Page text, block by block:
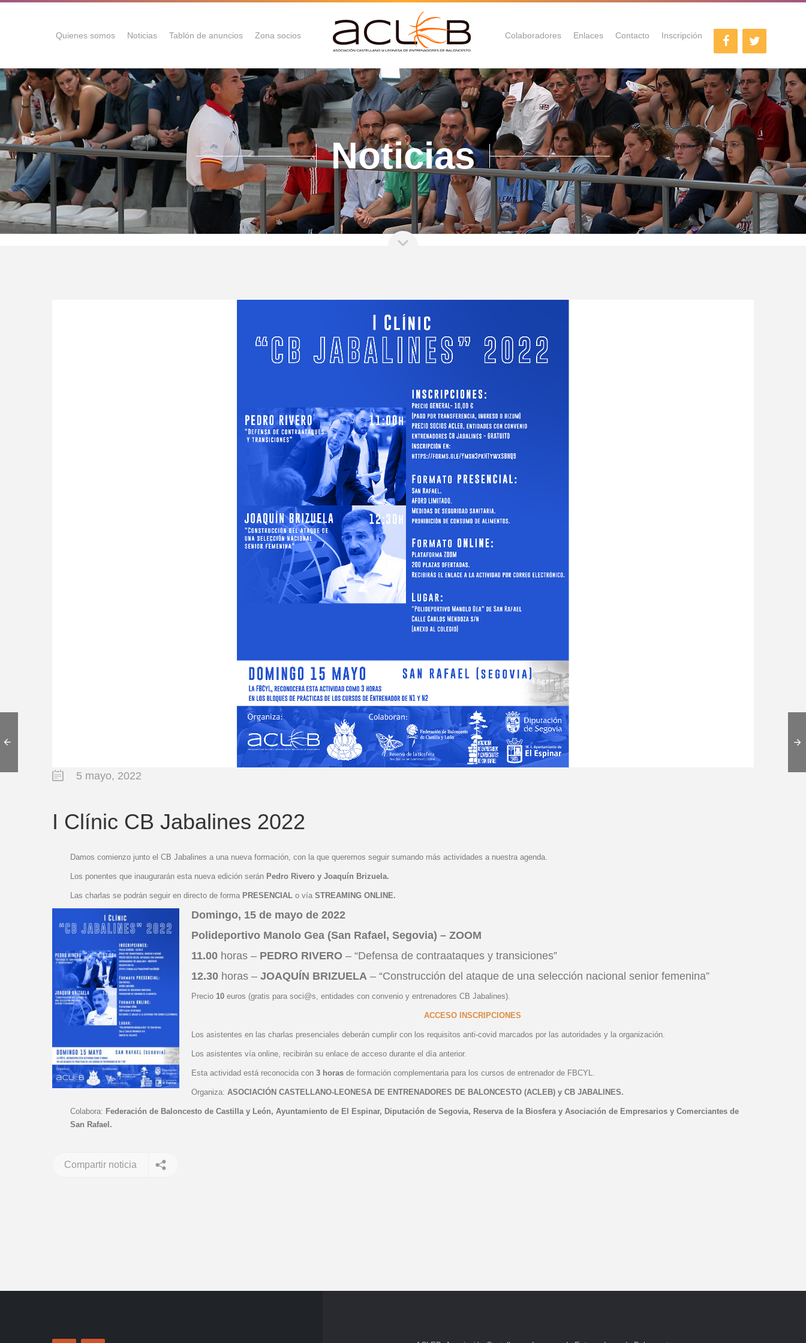
Quienes somos Noticias Tablón de anuncios Zona socios Colaboradores Enlaces Contacto Inscripción
Noticias
5 mayo, 2022
I Clínic CB Jabalines 2022
Damos comienzo junto el CB Jabalines a una nueva formación, con la que queremos seguir sumando más actividades a nuestra agenda.
Los ponentes que inaugurarán esta nueva edición serán Pedro Rivero y Joaquín Brizuela.
Las charlas se podrán seguir en directo de forma PRESENCIAL o vía STREAMING ONLINE.
Domingo, 15 de mayo de 2022
Polideportivo Manolo Gea (San Rafael, Segovia) – ZOOM
11.00horas – PEDRO RIVERO– “Defensa de contraataques y transiciones”
12.30horas – JOAQUÍN BRIZUELA – “Construcción del ataque de una selección nacional senior femenina”
Precio 10euros (gratis para soci@s, entidades con convenio y entrenadores CB Jabalines).
ACCESO INSCRIPCIONES
Los asistentes en las charlas presenciales deberán cumplir con los requisitos anti-covid marcados por las autoridades y la organización.
Los asistentes vía online, recibirán su enlace de acceso durante el día anterior.
Esta actividad está reconocida con 3 horasde formación complementaria para los cursos de entrenador de FBCYL.
Organiza: ASOCIACIÓN CASTELLANO-LEONESA DE ENTRENADORES DE BALONCESTO (ACLEB) y CB JABALINES.
Colabora: Federación de Baloncesto de Castilla y León, Ayuntamiento de El Espinar, Diputación de Segovia, Reserva de la Biosfera y Asociación de Empresarios y Comerciantes de
San Rafael.
Compartir noticia